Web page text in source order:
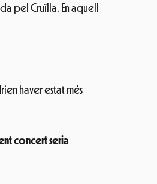
pel Cruïlla. En aquell
haver estat més
concert seria